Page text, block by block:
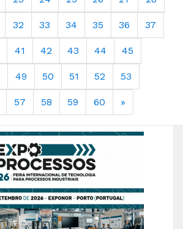
32 33 34 35 36 37
41 42 43 44 45
49 50 51 52 53
57 58 59 60 »